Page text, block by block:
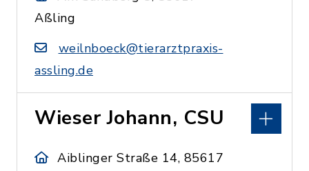
Aßling
weilnboeck@tierarztpraxis-
assling.de
Wieser Johann, CSU
Aiblinger Straße 14, 85617